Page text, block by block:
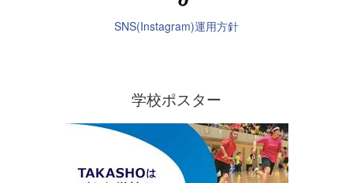
SNS(Instagram)運用方針
学校ポスター